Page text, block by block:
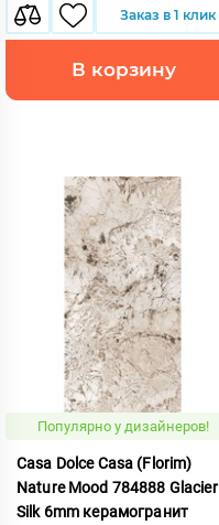
Заказ в 1 клик
В корзину
Популярно у дизайнеров!
Casa Dolce Casa (Florim)
Nature Mood 784888 Glacier
Silk 6mm керамогранит